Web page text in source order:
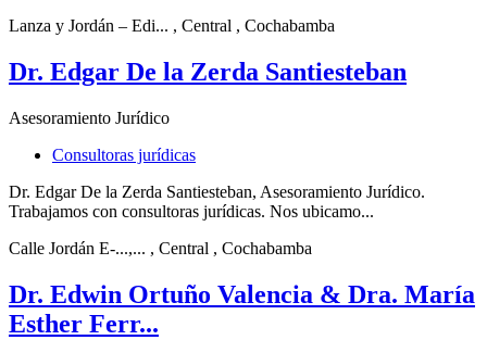
Lanza y Jordán – Edi... , Central , Cochabamba
Dr. Edgar De la Zerda Santiesteban
Asesoramiento Jurídico
Consultoras jurídicas
Dr. Edgar De la Zerda Santiesteban, Asesoramiento Jurídico.
Trabajamos con consultoras jurídicas. Nos ubicamo...
Calle Jordán E-...,... , Central , Cochabamba
Dr. Edwin Ortuño Valencia & Dra. María
Esther Ferr...